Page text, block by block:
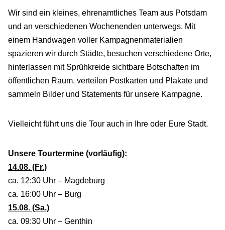
Wir sind ein kleines, ehrenamtliches Team aus Potsdam
und an verschiedenen Wochenenden unterwegs. Mit
einem Handwagen voller Kampagnenmaterialien
spazieren wir durch Städte, besuchen verschiedene Orte,
hinterlassen mit Sprühkreide sichtbare Botschaften im
öffentlichen Raum, verteilen Postkarten und Plakate und
sammeln Bilder und Statements für unsere Kampagne.
Vielleicht führt uns die Tour auch in Ihre oder Eure Stadt.
Unsere Tourtermine (vorläufig):
14.08. (Fr.)
ca. 12:30 Uhr – Magdeburg
ca. 16:00 Uhr – Burg
15.08. (Sa.)
ca. 09:30 Uhr – Genthin